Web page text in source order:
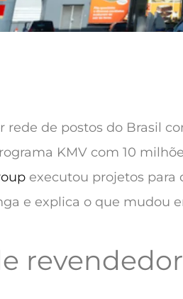
rede de postos do Brasil
KMV com 10
executou projetos para
e explica o que mudou